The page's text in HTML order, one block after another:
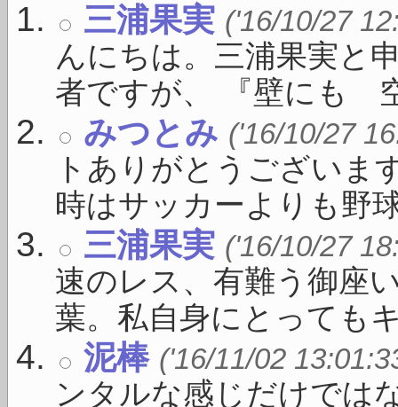
三浦果実 ('16/10/27
んにちは。三浦果実と
者ですが、 『壁にも
みつとみ ('16/10/27
トありがとうございま
時はサッカーよりも野
三浦果実 ('16/10/27
速のレス、有難う御座
葉。私自身にとっても
泥棒 ('16/11/02
ンタルな感じだけでは